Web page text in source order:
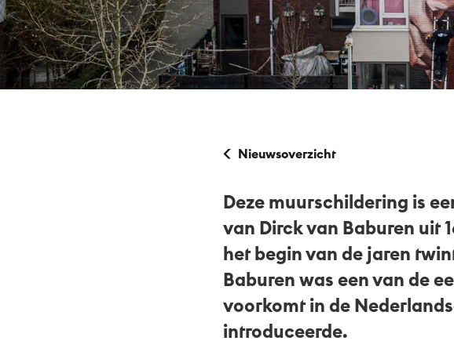
Nl
Nieuwsoverzicht
Deze muurschildering is
van Dirck van Baburen uit
het begin van de jaren
Baburen was een van de
voorkomt in de
introduceerde.